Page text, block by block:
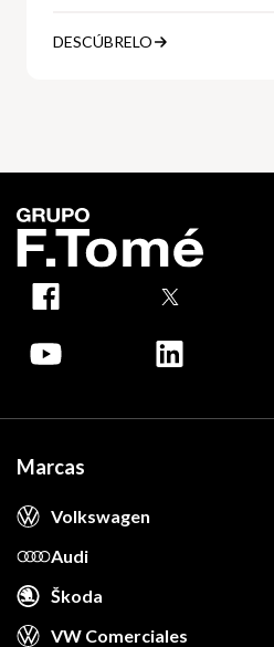
DESCÚBRELO
Marcas
Volkswagen
Audi
Škoda
VW Comerciales